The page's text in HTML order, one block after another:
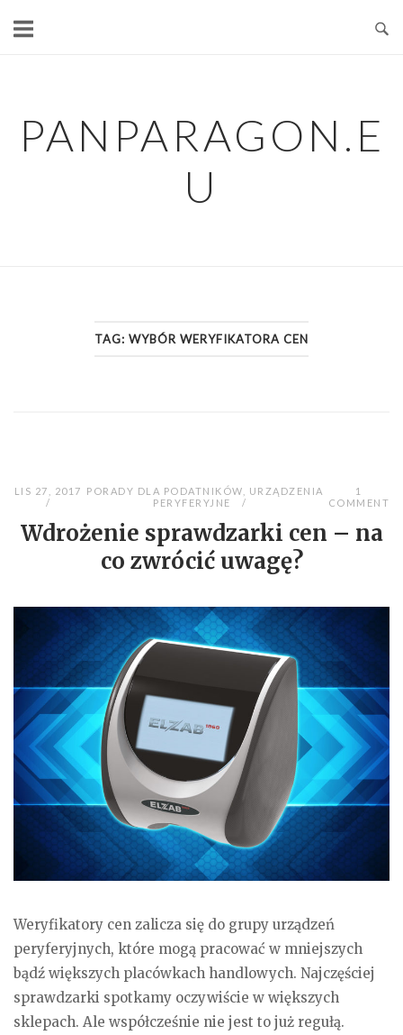
PANPARAGON.E
U
TAG: WYBÓR WERYFIKATORA CEN
LIS 27, 2017 PORADY DLA PODATNIKÓW
URZĄDZENIA
PERYFERYJNE
1
COMMENT
Wdrożenie sprawdzarki cen – na
co zwrócić uwagę?
Weryfikatory cen zalicza się do grupy urządzeń
peryferyjnych, które mogą pracować w mniejszych
bądź większych placówkach handlowych. Najczęściej
sprawdzarki spotkamy oczywiście w większych
sklepach. Ale współcześnie nie jest to już regułą.